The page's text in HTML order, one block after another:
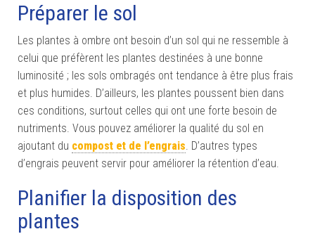
Préparer le sol
Les plantes à ombre ont besoin d’un sol qui ne ressemble à
celui que préfèrent les plantes destinées à une bonne
luminosité ; les sols ombragés ont tendance à être plus frais
et plus humides. D’ailleurs, les plantes poussent bien dans
ces conditions, surtout celles qui ont une forte besoin de
nutriments. Vous pouvez améliorer la qualité du sol en
ajoutant du compost et de l’engrais. D’autres types
d’engrais peuvent servir pour améliorer la rétention d’eau.
Planifier la disposition des
plantes